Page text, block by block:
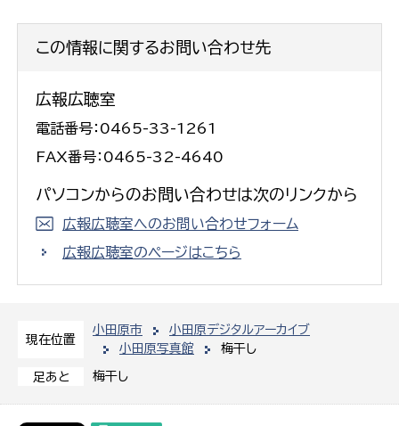
現在位置
小田原市
小田原デジタルアーカイブ
小田原写真館
梅干し
足あと 梅干し
この情報に関するお問い合わせ先
広報広聴室
電話番号：0465-33-1261
FAX番号：0465-32-4640
パソコンからのお問い合わせは次のリンクから
広報広聴室へのお問い合わせフォーム
広報広聴室のページはこちら